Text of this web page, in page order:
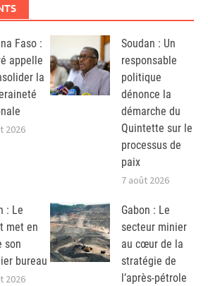
Faso :
appelle
la
2026
Soudan : Un
responsable
politique
dénonce la
démarche du
Quintette sur le
processus de
paix
7 août 2026
: Le
met en
son
bureau
2026
Gabon : Le
secteur minier
au cœur de la
stratégie de
l’après-pétrole